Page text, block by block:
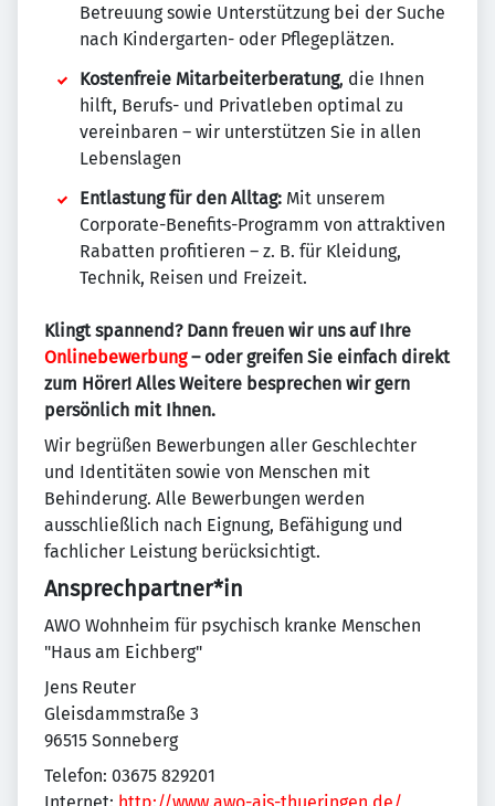
Betreuung sowie Unterstützung bei der Suche
nach Kindergarten- oder Pflegeplätzen.
Kostenfreie Mitarbeiterberatung, die Ihnen
hilft, Berufs- und Privatleben optimal zu
vereinbaren – wir unterstützen Sie in allen
Lebenslagen
Entlastung für den Alltag: Mit unserem
Corporate-Benefits-Programm von attraktiven
Rabatten profitieren – z. B. für Kleidung,
Technik, Reisen und Freizeit.
Klingt spannend? Dann freuen wir uns auf Ihre
Onlinebewerbung– oder greifen Sie einfach direkt
zum Hörer! Alles Weitere besprechen wir gern
persönlich mit Ihnen.
Wir begrüßen Bewerbungen aller Geschlechter
und Identitäten sowie von Menschen mit
Behinderung. Alle Bewerbungen werden
ausschließlich nach Eignung, Befähigung und
fachlicher Leistung berücksichtigt.
Ansprechpartner*in
AWO Wohnheim für psychisch kranke Menschen
"Haus am Eichberg"
Jens Reuter
Gleisdammstraße 3
96515 Sonneberg
Telefon: 03675 829201